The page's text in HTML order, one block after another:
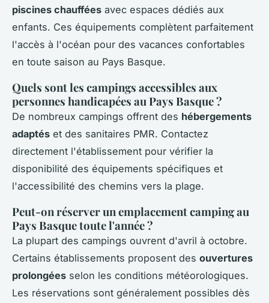
piscines chauffées avec espaces dédiés aux
enfants. Ces équipements complètent parfaitement
l'accès à l'océan pour des vacances confortables
en toute saison au Pays Basque.
Quels sont les campings accessibles aux
personnes handicapées au Pays Basque ?
De nombreux campings offrent des hébergements
adaptés et des sanitaires PMR. Contactez
directement l'établissement pour vérifier la
disponibilité des équipements spécifiques et
l'accessibilité des chemins vers la plage.
Peut-on réserver un emplacement camping au
Pays Basque toute l'année ?
La plupart des campings ouvrent d'avril à octobre.
Certains établissements proposent des ouvertures
prolongées selon les conditions météorologiques.
Les réservations sont généralement possibles dès